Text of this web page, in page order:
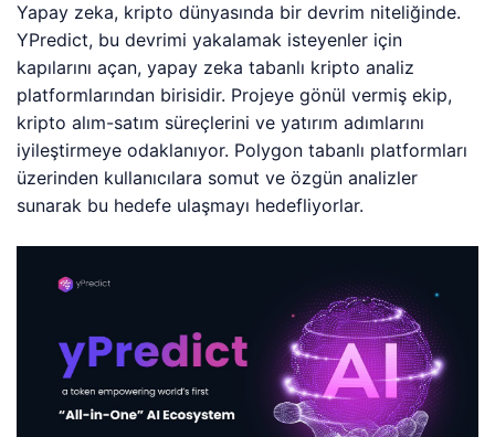
Yapay zeka, kripto dünyasında bir devrim niteliğinde.
YPredict, bu devrimi yakalamak isteyenler için
kapılarını açan, yapay zeka tabanlı kripto analiz
platformlarından birisidir. Projeye gönül vermiş ekip,
kripto alım-satım süreçlerini ve yatırım adımlarını
iyileştirmeye odaklanıyor. Polygon tabanlı platformları
üzerinden kullanıcılara somut ve özgün analizler
sunarak bu hedefe ulaşmayı hedefliyorlar.